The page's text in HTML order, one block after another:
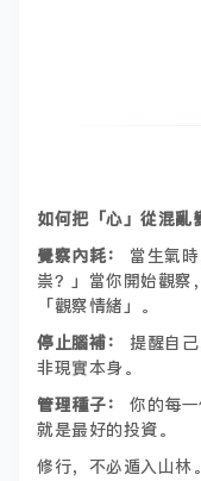
如何把「心」從混亂
覺察內耗：
當生氣
祟？」當你開始觀察
「觀察情緒」。
停止腦補：
提醒自
非現實本身。
管理種子：
你的每
就是最好的投資。
修行，不必遁入山林